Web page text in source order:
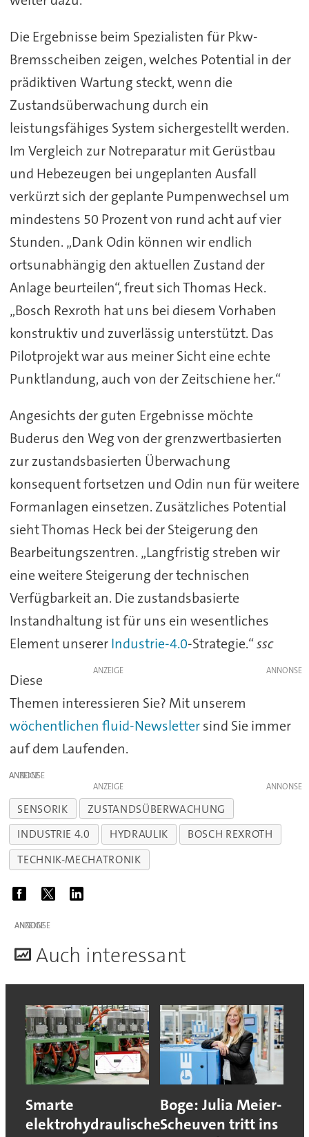
Die Ergebnisse beim Spezialisten für Pkw-
Bremsscheiben zeigen, welches Potential in der
prädiktiven Wartung steckt, wenn die
Zustandsüberwachung durch ein
leistungsfähiges System sichergestellt werden.
Im Vergleich zur Notreparatur mit Gerüstbau
und Hebezeugen bei ungeplanten Ausfall
verkürzt sich der geplante Pumpenwechsel um
mindestens 50 Prozent von rund acht auf vier
Stunden. „Dank Odin können wir endlich
ortsunabhängig den aktuellen Zustand der
Anlage beurteilen“, freut sich Thomas Heck.
„Bosch Rexroth hat uns bei diesem Vorhaben
konstruktiv und zuverlässig unterstützt. Das
Pilotprojekt war aus meiner Sicht eine echte
Punktlandung, auch von der Zeitschiene her.“
Angesichts der guten Ergebnisse möchte
Buderus den Weg von der grenzwertbasierten
zur zustandsbasierten Überwachung
konsequent fortsetzen und Odin nun für weitere
Formanlagen einsetzen. Zusätzliches Potential
sieht Thomas Heck bei der Steigerung den
Bearbeitungszentren. „Langfristig streben wir
eine weitere Steigerung der technischen
Verfügbarkeit an. Die zustandsbasierte
Instandhaltung ist für uns ein wesentliches
Element unsererIndustrie-4.0-Strategie.“ssc
ANZEIGE
Diese
Themen interessieren Sie? Mit unserem
wöchentlichen fluid-Newslettersind Sie immer
auf dem Laufenden.
ANZEIGE
ANZEIGE
SENSORIK
ZUSTANDSÜBERWACHUNG
INDUSTRIE 4.0
HYDRAULIK
BOSCH REXROTH
TECHNIK-MECHATRONIK
ANZEIGE
Auch interessant
Smarte
elektrohydraulische
Boge: Julia Meier-
Scheuven tritt ins